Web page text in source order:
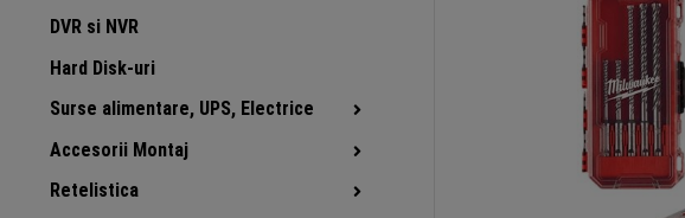
DVR si NVR
Hard Disk-uri
Surse alimentare, UPS, Electrice
Accesorii Montaj
Retelistica